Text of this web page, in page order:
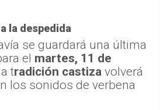
la despedida
se guardará una última
el martes, 11 de
tradición castiza volverá
los sonidos de verbena